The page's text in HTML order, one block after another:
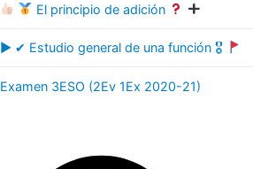
El principio de adición
▶ ✔ Estudio general de una función 🎖
Examen 3ESO (2Ev 1Ex 2020-21)